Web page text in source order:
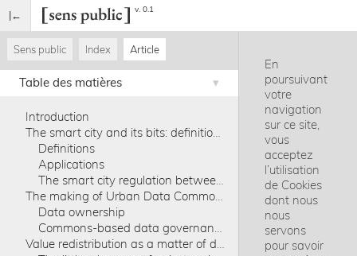
v. 0.1
Sens public Index Article
Table des matières
Introduction
Definitions
Applications
Data ownership
En
poursuivant
votre
navigation
sur ce site,
vous
acceptez
l’utilisation
de Cookies
dont nous
nous
servons
pour savoir